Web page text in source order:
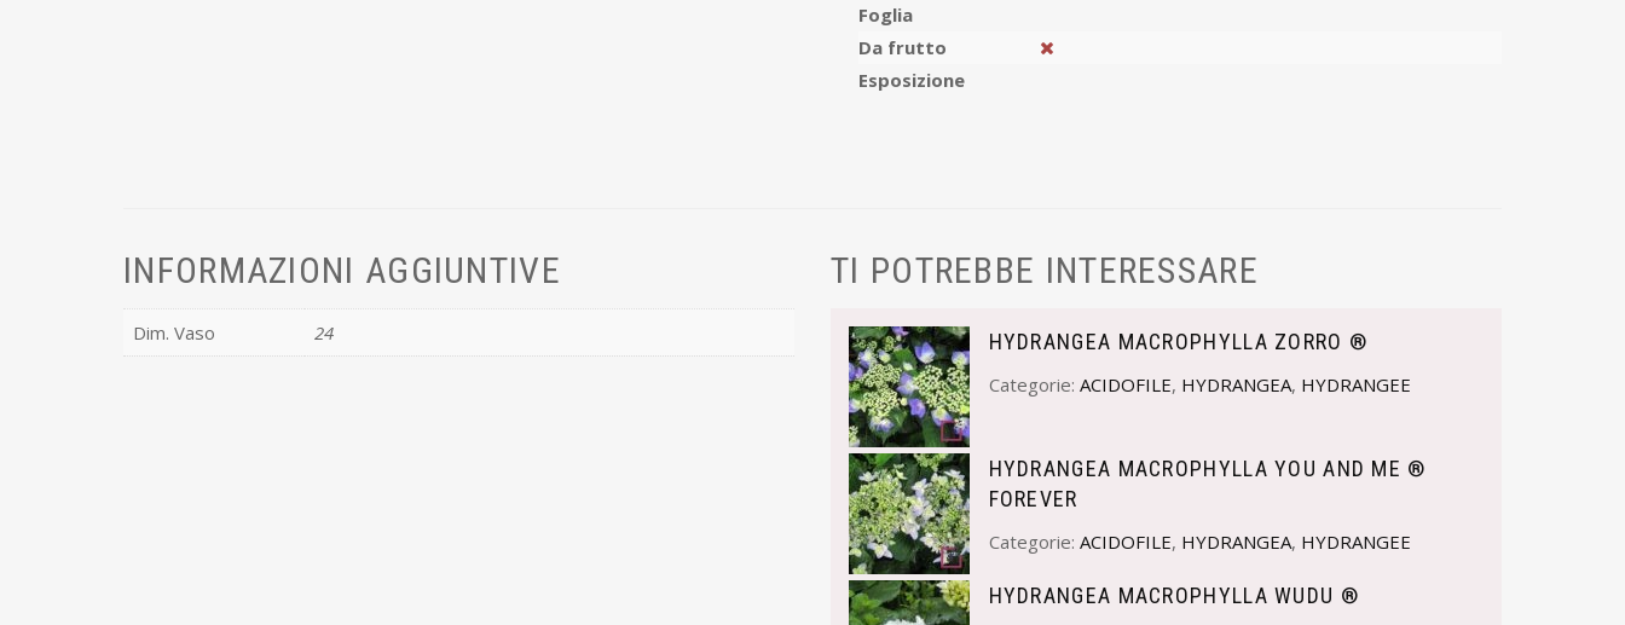
Foglia
Da frutto
Esposizione
INFORMAZIONI AGGIUNTIVE
Dim. Vaso 24
TI POTREBBE INTERESSARE
HYDRANGEA MACROPHYLLA ZORRO ®
Categorie: ACIDOFILE, HYDRANGEA, HYDRANGEE
HYDRANGEA MACROPHYLLA YOU AND ME ®
FOREVER
Categorie: ACIDOFILE, HYDRANGEA, HYDRANGEE
HYDRANGEA MACROPHYLLA WUDU ®